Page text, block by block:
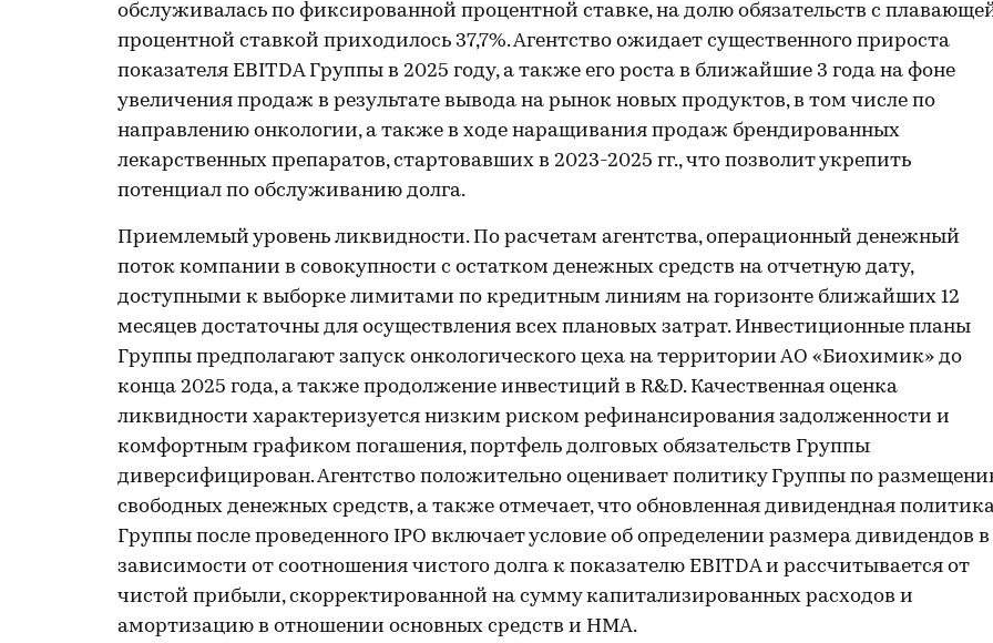
обслуживалась по фиксированной процентной ставке, на долю обязательств с
процентной ставкой приходилось 37,7%. Агентство ожидает существенного прироста
показателя EBITDA Группы в 2025 году, а также его роста в ближайшие 3 года на фоне
увеличения продаж в результате вывода на рынок новых продуктов, в том числе по
направлению онкологии, а также в ходе наращивания продаж брендированных
лекарственных препаратов, стартовавших в 2023-2025 гг., что позволит укрепить
потенциал по обслуживанию долга.
Приемлемый уровень ликвидности. По расчетам агентства, операционный денежный
поток компании в совокупности с остатком денежных средств на отчетную дату,
доступными к выборке лимитами по кредитным линиям на горизонте ближайших 12
месяцев достаточны для осуществления всех плановых затрат. Инвестиционные планы
Группы предполагают запуск онкологического цеха на территории АО «Биохимик» до
конца 2025 года, а также продолжение инвестиций в R&D. Качественная оценка
ликвидности характеризуется низким риском рефинансирования задолженности и
комфортным графиком погашения, портфель долговых обязательств Группы
диверсифицирован. Агентство положительно оценивает политику Группы по
свободных денежных средств, а также отмечает, что обновленная дивидендная
Группы после проведенного IPO включает условие об определении размера дивидендов в
зависимости от соотношения чистого долга к показателю EBITDA и рассчитывается от
чистой прибыли, скорректированной на сумму капитализированных расходов и
амортизацию в отношении основных средств и НМА.